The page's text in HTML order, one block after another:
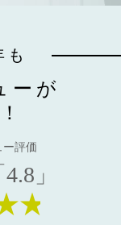
ーが
ー評価
」